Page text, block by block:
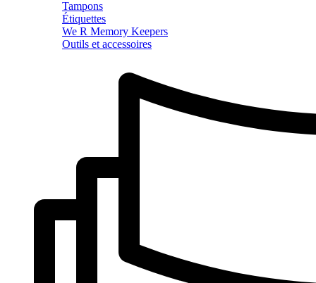
Tampons
Étiquettes
We R Memory Keepers
Outils et accessoires